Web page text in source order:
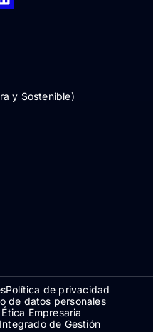
y Sostenible)
Política de privacidad
de datos personales
Empresaria
de Gestión